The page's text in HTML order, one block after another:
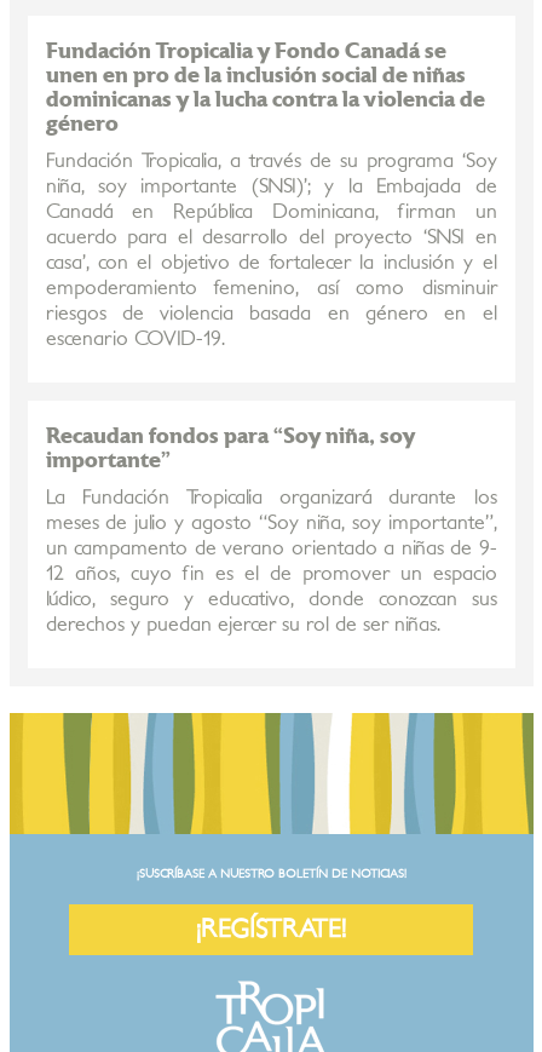
Fundación Tropicalia y Fondo Canadá se
unen en pro de la inclusión social de niñas
dominicanas y la lucha contra la violencia de
género
Fundación Tropicalia, a través de su programa ‘Soy
niña, soy importante (SNSI)’; y la Embajada de
Canadá en República Dominicana, firman un
acuerdo para el desarrollo del proyecto ‘SNSI en
casa’, con el objetivo de fortalecer la inclusión y el
empoderamiento femenino, así como disminuir
riesgos de violencia basada en género en el
escenario COVID-19.
Recaudan fondos para “Soy niña, soy
importante”
La Fundación Tropicalia organizará durante los
meses de julio y agosto “Soy niña, soy importante”,
un campamento de verano orientado a niñas de 9-
12 años, cuyo fin es el de promover un espacio
lúdico, seguro y educativo, donde conozcan sus
derechos y puedan ejercer su rol de ser niñas.
¡SUSCRÍBASE A NUESTRO BOLETÍN DE NOTICIAS!
¡REGÍSTRATE!